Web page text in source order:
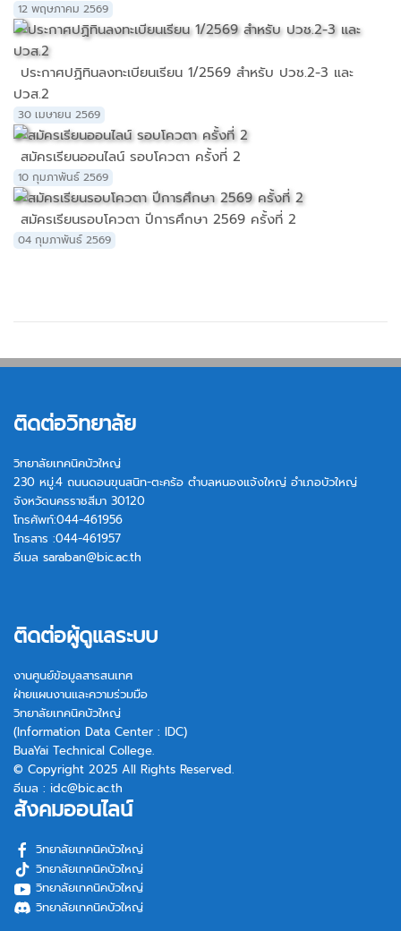
12 พฤษภาคม 2569
ประกาศปฏิทินลงทะเบียนเรียน 1/2569 สำหรับ ปวช.2-3 และ
ปวส.2
30 เมษายน 2569
สมัครเรียนออนไลน์ รอบโควตา ครั้งที่ 2
10 กุมภาพันธ์ 2569
สมัครเรียนรอบโควตา ปีการศึกษา 2569 ครั้งที่ 2
04 กุมภาพันธ์ 2569
ติดต่อวิทยาลัย
วิทยาลัยเทคนิคบัวใหญ่
230 หมู่.4 ถนนดอนขุนสนิท-ตะคร้อ ตำบลหนองแจ้งใหญ่ อำเภอบัวใหญ่
จังหวัดนครราชสีมา 30120
โทรศัพท์:044-461956
โทรสาร :044-461957
อีเมล saraban@bic.ac.th
ติดต่อผู้ดูแลระบบ
งานศูนย์ข้อมูลสารสนเทศ
ฝ่ายแผนงานและความร่วมมือ
วิทยาลัยเทคนิคบัวใหญ่
(Information Data Center : IDC)
BuaYai Technical College.
© Copyright 2025 All Rights Reserved.
อีเมล : idc@bic.ac.th
สังคมออนไลน์
วิทยาลัยเทคนิคบัวใหญ่
วิทยาลัยเทคนิคบัวใหญ่
วิทยาลัยเทคนิคบัวใหญ่
วิทยาลัยเทคนิคบัวใหญ่